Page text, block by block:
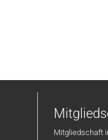
Mitgliedschaft